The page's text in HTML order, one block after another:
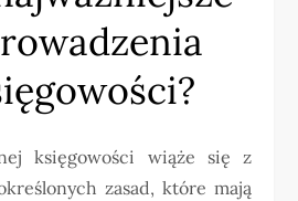
księgowości wiąże się z
zasad, które mają